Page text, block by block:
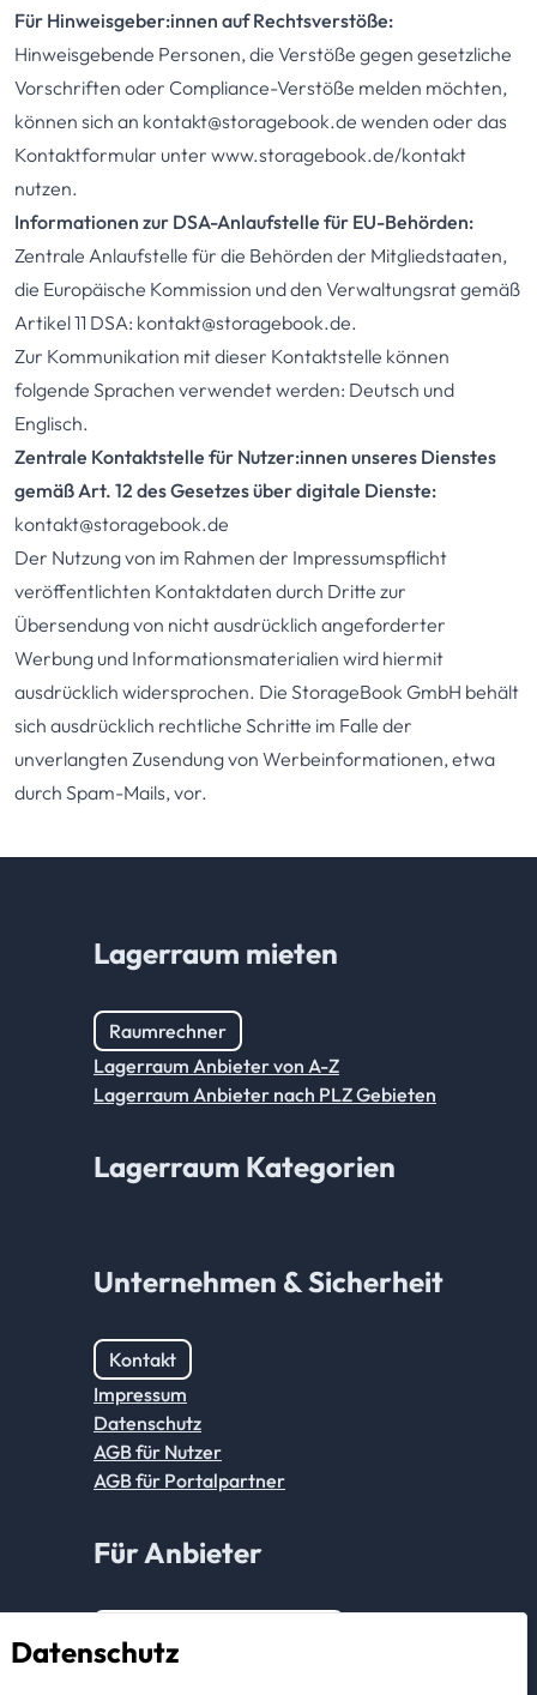
Für Hinweisgeber:innen auf Rechtsverstöße:
Hinweisgebende Personen, die Verstöße gegen gesetzliche
Vorschriften oder Compliance-Verstöße melden möchten,
können sich an kontakt@storagebook.de wenden oder das
Kontaktformular unter www.storagebook.de/kontakt
nutzen.
Informationen zur DSA-Anlaufstelle für EU-Behörden:
Zentrale Anlaufstelle für die Behörden der Mitgliedstaaten,
die Europäische Kommission und den Verwaltungsrat gemäß
Artikel 11 DSA: kontakt@storagebook.de.
Zur Kommunikation mit dieser Kontaktstelle können
folgende Sprachen verwendet werden: Deutsch und
Englisch.
Zentrale Kontaktstelle für Nutzer:innen unseres Dienstes
gemäß Art. 12 des Gesetzes über digitale Dienste:
kontakt@storagebook.de
Der Nutzung von im Rahmen der Impressumspflicht
veröffentlichten Kontaktdaten durch Dritte zur
Übersendung von nicht ausdrücklich angeforderter
Werbung und Informationsmaterialien wird hiermit
ausdrücklich widersprochen. Die StorageBook GmbH behält
sich ausdrücklich rechtliche Schritte im Falle der
unverlangten Zusendung von Werbeinformationen, etwa
durch Spam-Mails, vor.
Datenschutz
Lagerraum mieten
Raumrechner
Lagerraum Anbieter von A-Z
Lagerraum Anbieter nach PLZ Gebieten
Lagerraum Kategorien
Unternehmen & Sicherheit
Kontakt
Impressum
Datenschutz
AGB für Nutzer
AGB für Portalpartner
Für Anbieter
Als Anbieter registrieren